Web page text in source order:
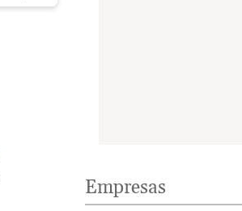
Empresas